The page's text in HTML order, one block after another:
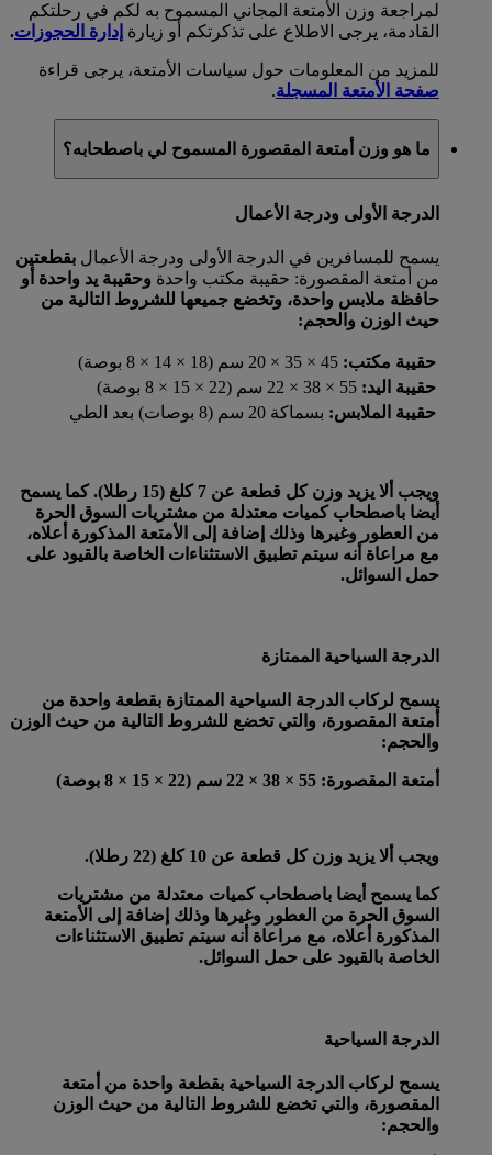
لمراجعة وزن الأمتعة المجاني المسموح به لكم في رحلتكم
القادمة، يرجى الاطلاع على تذكرتكم أو زيارة إدارة الحجوزات.
للمزيد من المعلومات حول سياسات الأمتعة، يرجى قراءة
صفحة الأمتعة المسجلة.
ما هو وزن أمتعة المقصورة المسموح لي باصطحابه؟
الدرجة الأولى ودرجة الأعمال
يسمح للمسافرين في الدرجة الأولى ودرجة الأعمال بقطعتين
من أمتعة المقصورة: حقيبة مكتب واحدة وحقيبة يد واحدة أو
حافظة ملابس واحدة، وتخضع جميعها للشروط التالية من
حيث الوزن والحجم:
حقيبة مكتب:
حقيبة اليد:
حقيبة الملابس: بسماكة 20 سم (8 بوصات) بعد الطي
ويجب ألا يزيد وزن كل قطعة عن 7 كلغ (15 رطلا). كما يسمح
أيضا باصطحاب كميات معتدلة من مشتريات السوق الحرة
من العطور وغيرها وذلك إضافة إلى الأمتعة المذكورة أعلاه،
مع مراعاة أنه سيتم تطبيق الاستثناءات الخاصة بالقيود على
حمل السوائل.
الدرجة السياحية الممتازة
يسمح لركاب الدرجة السياحية الممتازة بقطعة واحدة من
أمتعة المقصورة، والتي تخضع للشروط التالية من حيث الوزن
والحجم:
أمتعة المقصورة: 55 × 38 × 22 سم (22 × 15 × 8 بوصة)
ويجب ألا يزيد وزن كل قطعة عن 10 كلغ (22 رطلا).
كما يسمح أيضا باصطحاب كميات معتدلة من مشتريات
السوق الحرة من العطور وغيرها وذلك إضافة إلى الأمتعة
المذكورة أعلاه، مع مراعاة أنه سيتم تطبيق الاستثناءات
الخاصة بالقيود على حمل السوائل.
الدرجة السياحية
يسمح لركاب الدرجة السياحية بقطعة واحدة من أمتعة
المقصورة، والتي تخضع للشروط التالية من حيث الوزن
والحجم: